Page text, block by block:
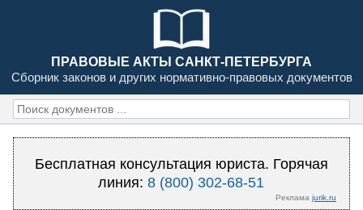
ПРАВОВЫЕ АКТЫ САНКТ-ПЕТЕРБУРГА
Сборник законов и других нормативно-правовых документов
Бесплатная консультация юриста. Горячая
линия:8 (800) 302-68-51
Реклама jurik.ru